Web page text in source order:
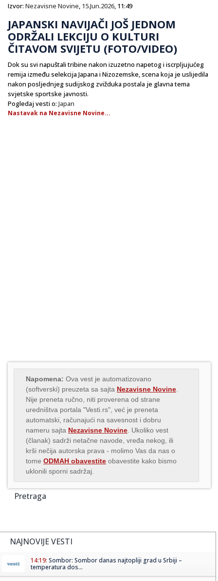
Izvor: Nezavisne Novine, 15.Jun.2026, 11:49
JAPANSKI NAVIJAČI JOŠ JEDNOM
ODRŽALI LEKCIJU O KULTURI
ČITAVOM SVIJETU (FOTO/VIDEO)
Dok su svi napuštali tribine nakon izuzetno napetog i iscrpljujućeg
remija između selekcija Japana i Nizozemske, scena koja je uslijedila
nakon posljednjeg sudijskog zvižduka postala je glavna tema
svjetske sportske javnosti.
Pogledaj vesti o: Japan
Nastavak na Nezavisne Novine...
Napomena: Ova vest je automatizovano
(softverski) preuzeta sa sajta Nezavisne Novine
Nije preneta ručno, niti proverena od strane
uredništva portala "Vesti.rs", već je preneta
automatski, računajući na savesnost i dobru
nameru sajta Nezavisne Novine . Ukoliko vest
(članak) sadrži netačne navode, vređa nekog, ili
krši nečija autorska prava - molimo Vas da nas o
tome ODMAH obavestite obavestite kako bismo
uklonili sporni sadržaj.
Pretraga
NAJNOVIJE VESTI
14:19: Sombor: Sombor danas najtopliji grad u Srbiji –
temperatura dos...